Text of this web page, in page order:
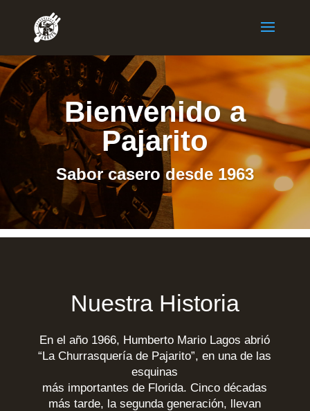
Bienvenido a
Pajarito
Sabor casero desde 1963
Nuestra Historia
En el año 1966, Humberto Mario Lagos abrió
“La Churrasquería de Pajarito”, en una de las
esquinas
más importantes de Florida. Cinco décadas
más tarde, la segunda generación, llevan